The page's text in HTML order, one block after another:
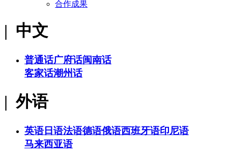
合作成果
| 中文
普通话广府话闽南话
客家话潮州话
| 外语
英语日语法语德语俄语西班牙语印尼语
马来西亚语